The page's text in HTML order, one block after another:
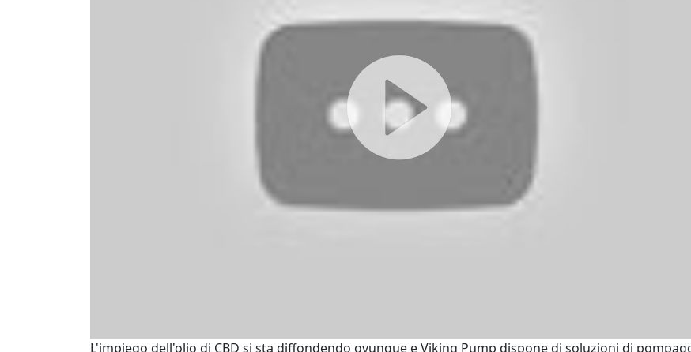
L'impiego dell'olio di CBD si sta diffondendo ovunque e Viking Pump dispone di soluzioni di